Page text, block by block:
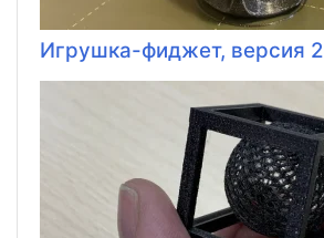
Игрушка-фиджет, версия 2